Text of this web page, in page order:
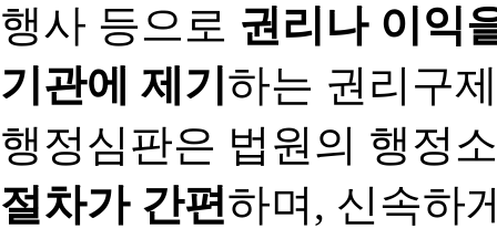
행사 등으로 권리나 이익
기관에 제기하는 권리구
행정심판은 법원의 행정
절차가 간편하며, 신속하